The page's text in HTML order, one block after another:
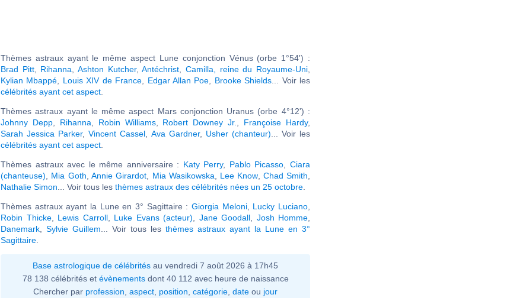
Thèmes astraux ayant le même aspect Lune conjonction Vénus (orbe 1°54') :
Brad Pitt, Rihanna ,Ashton Kutcher,Antéchrist ,Camilla, reine du Royaume-Uni
Kylian Mbappé
Louis XIV de France Edgar Allan Poe Brooke Shields ... Voir les
célébrités ayant cet aspect
Thèmes astraux ayant le même aspect Mars conjonction Uranus (orbe 4°12') :
Johnny Depp, Rihanna Robin Williams, Robert Downey Jr. Françoise Hardy,
Sarah Jessica Parker,Vincent Cassel Ava Gardner, Usher (chanteur) ... Voir les
célébrités ayant cet aspect
Thèmes astraux avec le même anniversaire : Katy Perry, Pablo Picasso ,Ciara
(chanteuse)
Mia Goth Annie Girardot Mia Wasikowska Lee Know, Chad Smith
Nathalie Simon ... Voir tous les thèmes astraux des célébrités nées un 25 octobre
Thèmes astraux ayant la Lune en 3° Sagittaire : Giorgia Meloni, Lucky Luciano
Robin Thicke, Lewis Carroll, Luke Evans (acteur) Jane Goodall Josh Homme
Danemark
Sylvie Guillem ... Voir tous les thèmes astraux ayant la Lune en 3°
Sagittaire
Base astrologique de célébrités au vendredi 7 août 2026 à 17h45
78 138 célébrités et évènementsdont 40 112 avec heure de naissance
Chercher par profession aspect position catégorie date ou jour